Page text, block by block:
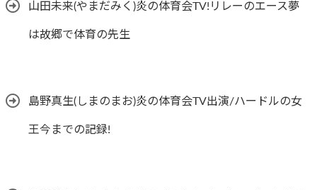
山田未来(やまだみく)炎の体育会TV!リレーのエース夢
は故郷で体育の先生
島野真生(しまのまお)炎の体育会TV出演/ハードルの女
王今までの記録!